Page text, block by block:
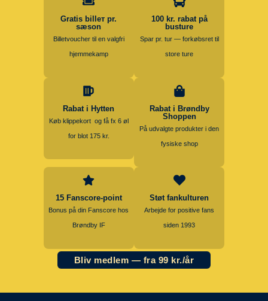
Gratis billет pr.
sæson
Billetvoucher til en valgfri
hjemmekamp
100 kr. rabat på
busture
Spar pr. tur — forkøbsret til
store ture
Rabat i Hytten
Køb klippekort og få fx 6 øl
for blot 175 kr.
Rabat i Brøndby
Shoppen
På udvalgte produkter i den
fysiske shop
15 Fanscore-point
Bonus på din Fanscore hos
Brøndby IF
Støt fankulturen
Arbejde for positive fans
siden 1993
Bliv medlem — fra 99 kr./år